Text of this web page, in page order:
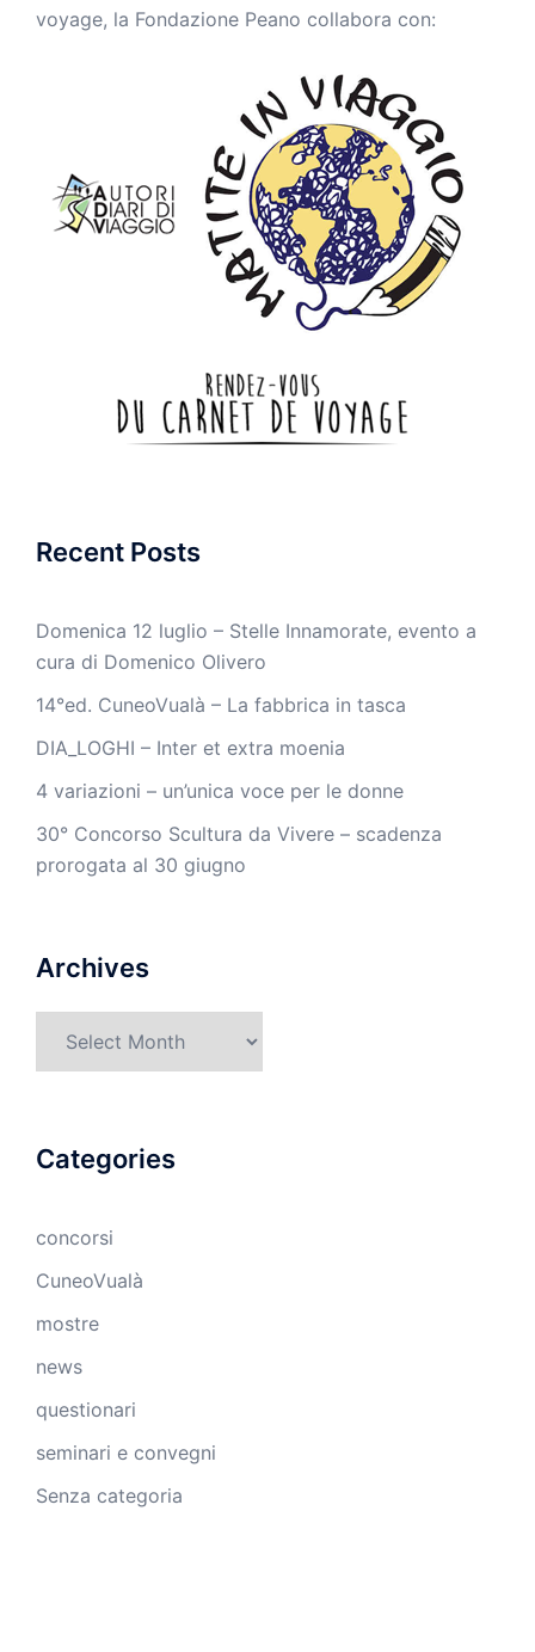
voyage, la Fondazione Peano collabora con:
Recent Posts
Domenica 12 luglio – Stelle Innamorate, evento a
cura di Domenico Olivero
14°ed. CuneoVualà – La fabbrica in tasca
DIA_LOGHI – Inter et extra moenia
4 variazioni – un’unica voce per le donne
30° Concorso Scultura da Vivere – scadenza
prorogata al 30 giugno
Archives
Categories
concorsi
CuneoVualà
mostre
news
questionari
seminari e convegni
Senza categoria